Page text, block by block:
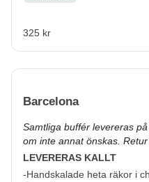
325 kr
Barcelona
Samtliga buffér levereras
om inte annat önskas.
LEVERERAS KALLT
-Handskalade heta räkor i